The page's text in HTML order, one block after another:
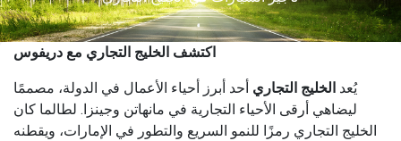
اكتشف الخليج التجاري مع دريفوس
يُعد الخليج التجاري أحد أبرز أحياء الأعمال في الدولة، مصممًا
ليضاهي أرقى الأحياء التجارية في مانهاتن وجينزا. لطالما كان
الخليج التجاري رمزًا للنمو السريع والتطور في الإمارات، ويقطنه